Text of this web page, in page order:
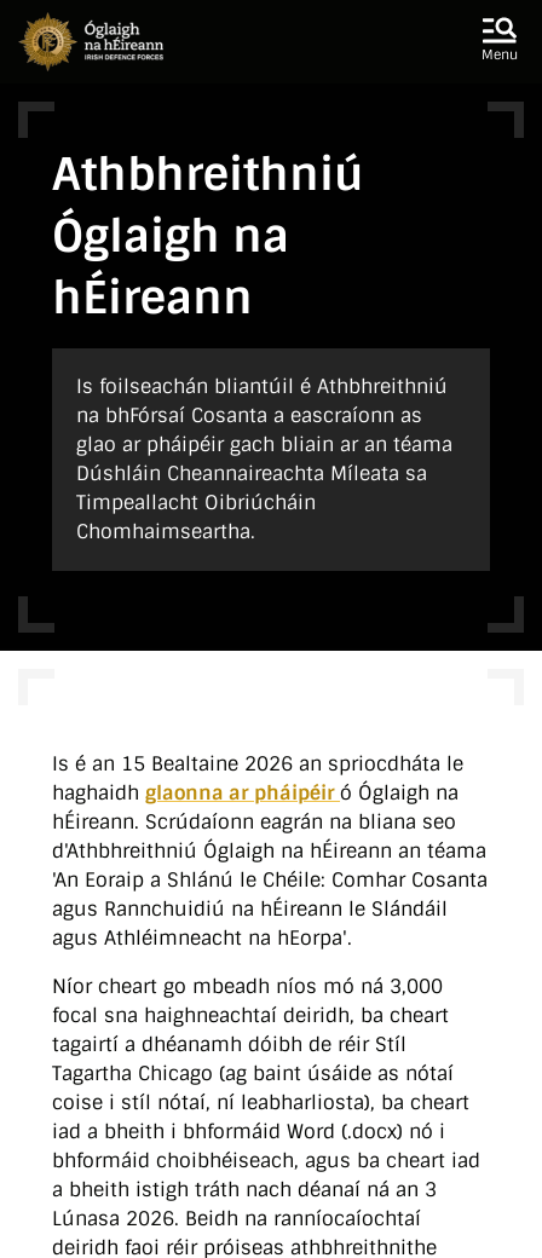
Skip to main content
Menu
Athbhreithniú
Óglaigh na
hÉireann
Is foilseachán bliantúil é Athbhreithniú
na bhFórsaí Cosanta a eascraíonn as
glao ar pháipéir gach bliain ar an téama
Dúshláin Cheannaireachta Míleata sa
Timpeallacht Oibriúcháin
Chomhaimseartha.
Is é an 15 Bealtaine 2026 an spriocdháta le
haghaidh glaonna ar pháipéiró Óglaigh na
hÉireann. Scrúdaíonn eagrán na bliana seo
d'Athbhreithniú Óglaigh na hÉireann an téama
'An Eoraip a Shlánú le Chéile: Comhar Cosanta
agus Rannchuidiú na hÉireann le Slándáil
agus Athléimneacht na hEorpa'.
Níor cheart go mbeadh níos mó ná 3,000
focal sna haighneachtaí deiridh, ba cheart
tagairtí a dhéanamh dóibh de réir Stíl
Tagartha Chicago (ag baint úsáide as nótaí
coise i stíl nótaí, ní leabharliosta), ba cheart
iad a bheith i bhformáid Word (.docx) nó i
bhformáid choibhéiseach, agus ba cheart iad
a bheith istigh tráth nach déanaí ná an 3
Lúnasa 2026. Beidh na ranníocaíochtaí
deiridh faoi réir próiseas athbhreithnithe